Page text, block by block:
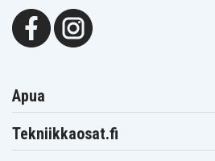
Apua
Tekniikkaosat.fi